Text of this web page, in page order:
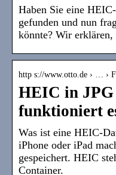
Haben Sie eine
gefunden und nun
könnte? Wir
http s://www.otto.de › … ›
HEIC in JPG
funktioniert
Was ist eine HEIC-
iPhone oder iPad
gespeichert. HEIC
Container.